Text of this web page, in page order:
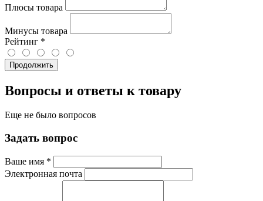
Плюсы товара
Минусы товара
Рейтинг *
Продолжить
Вопросы и ответы к товару
Еще не было вопросов
Задать вопрос
Ваше имя *
Электронная почта